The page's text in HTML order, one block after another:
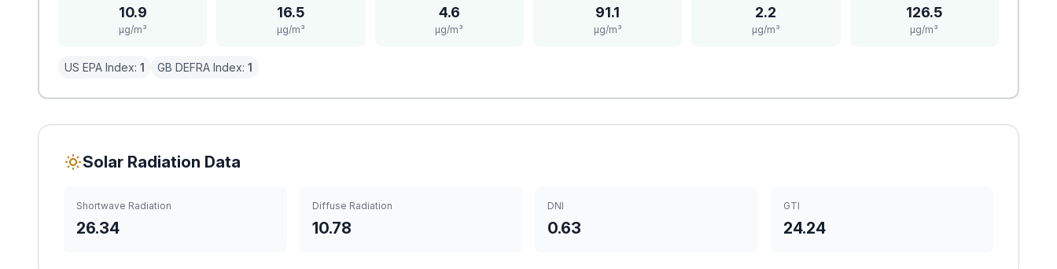
10.9
μg/m³
16.5
μg/m³
4.6
μg/m³
91.1
μg/m³
2.2
μg/m³
126.5
μg/m³
US EPA Index: 1 GB DEFRA Index: 1
Solar Radiation Data
Shortwave Radiation
26.34
Diffuse Radiation
10.78
DNI
0.63
GTI
24.24